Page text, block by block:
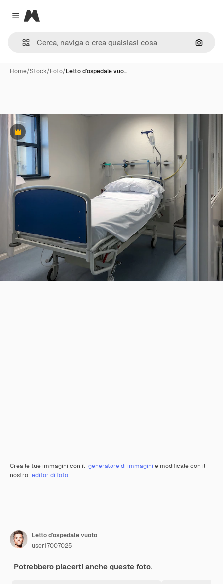
Close menu
Magnific
Cerca
Home/Stock/Foto/Letto d'ospedale vuo…
Premium
Crea le tue immagini con il generatore di immagini e modificale con il
nostro editor di foto.
Letto d'ospedale vuoto
user17007025
Potrebbero piacerti anche queste foto.